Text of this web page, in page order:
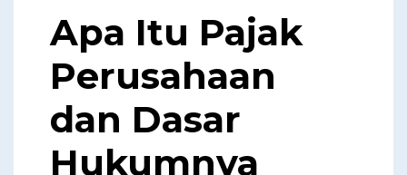
Apa Itu Pajak
Perusahaan
dan Dasar
Hukumnya